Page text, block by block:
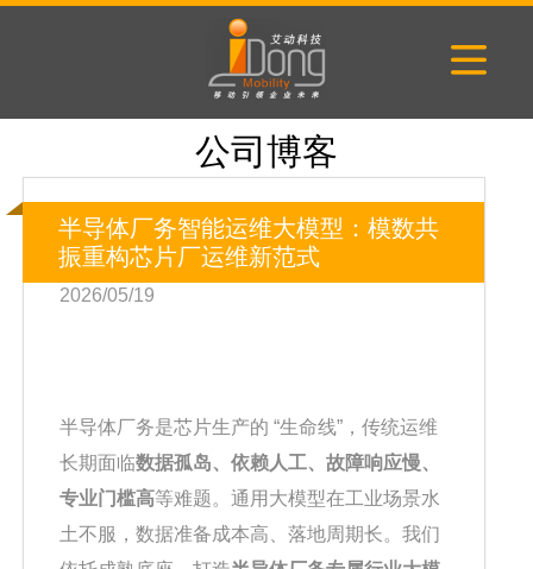
公司博客
半导体厂务智能运维大模型：模数共
振重构芯片厂运维新范式
2026/05/19
半导体厂务是芯片生产的 “生命线”，传统运维
长期面临数据孤岛、依赖人工、故障响应慢、
专业门槛高等难题。通用大模型在工业场景水
土不服，数据准备成本高、落地周期长。我们